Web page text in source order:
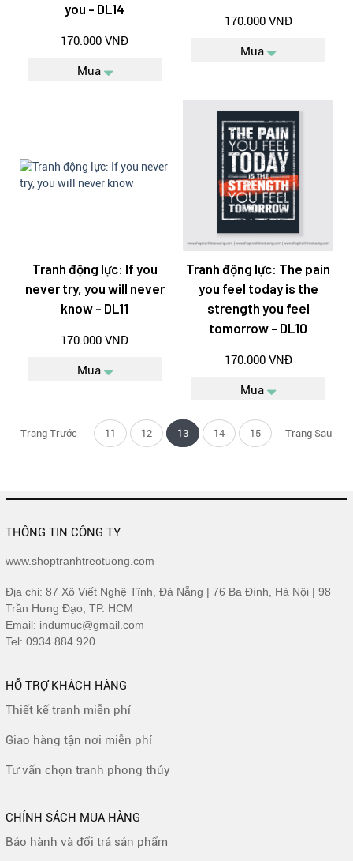
you - DL14
170.000 VNĐ
Mua
170.000 VNĐ
Mua
Tranh động lực: If you
never try, you will never
know - DL11
170.000 VNĐ
Mua
Tranh động lực: The pain
you feel today is the
strength you feel
tomorrow - DL10
170.000 VNĐ
Mua
Trang Trước 11 12 13 14 15 Trang Sau
THÔNG TIN CÔNG TY
www.shoptranhtreotuong.com
Địa chỉ: 87 Xô Viết Nghệ Tĩnh, Đà Nẵng | 76 Ba Đình, Hà Nội | 98
Trần Hưng Đạo, TP. HCM
Email: indumuc@gmail.com
Tel: 0934.884.920
HỖ TRỢ KHÁCH HÀNG
Thiết kế tranh miễn phí
Giao hàng tận nơi miễn phí
Tư vấn chọn tranh phong thủy
CHÍNH SÁCH MUA HÀNG
Bảo hành và đổi trả sản phẩm